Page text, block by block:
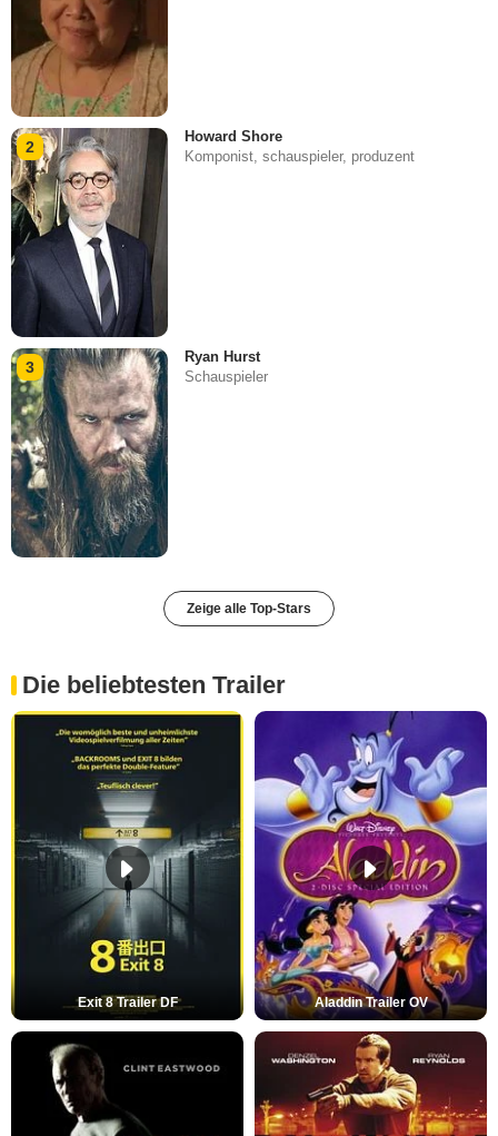
2
Howard Shore
Komponist, schauspieler, produzent
3
Ryan Hurst
Schauspieler
Zeige alle Top-Stars
Die beliebtesten Trailer
Exit 8 Trailer DF Aladdin Trailer OV